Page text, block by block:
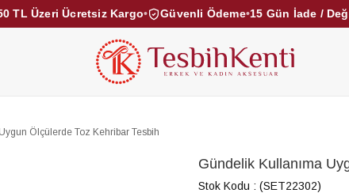
TL Üzeri Ücretsiz Kargo• Güvenli Ödeme•15 Gün İade /
KEHRİBAR TESBİHLER KUKA TESBİHLER
Ölçülerde Toz Kehribar Tesbih
Gündelik Kullanıma
Stok Kodu
(SET22302)